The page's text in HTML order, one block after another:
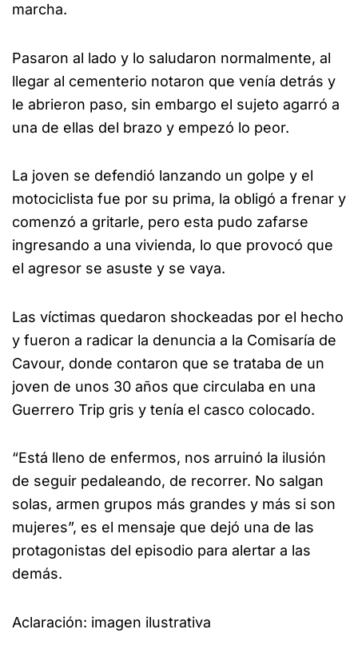
marcha.
Pasaron al lado y lo saludaron normalmente, al
llegar al cementerio notaron que venía detrás y
le abrieron paso, sin embargo el sujeto agarró a
una de ellas del brazo y empezó lo peor.
La joven se defendió lanzando un golpe y el
motociclista fue por su prima, la obligó a frenar y
comenzó a gritarle, pero esta pudo zafarse
ingresando a una vivienda, lo que provocó que
el agresor se asuste y se vaya.
Las víctimas quedaron shockeadas por el hecho
y fueron a radicar la denuncia a la Comisaría de
Cavour, donde contaron que se trataba de un
joven de unos 30 años que circulaba en una
Guerrero Trip gris y tenía el casco colocado.
“Está lleno de enfermos, nos arruinó la ilusión
de seguir pedaleando, de recorrer. No salgan
solas, armen grupos más grandes y más si son
mujeres”, es el mensaje que dejó una de las
protagonistas del episodio para alertar a las
demás.
Aclaración: imagen ilustrativa